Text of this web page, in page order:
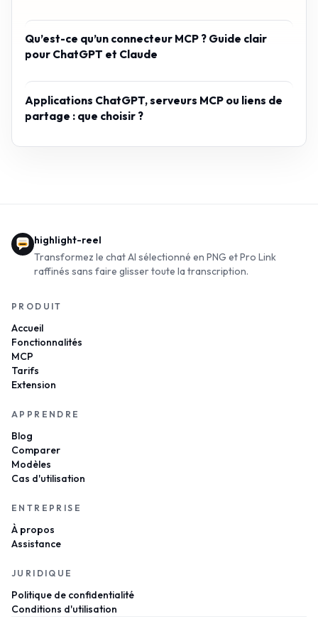
Qu’est-ce qu’un connecteur MCP ? Guide clair
pour ChatGPT et Claude
Applications ChatGPT, serveurs MCP ou liens de
partage : que choisir ?
highlight-reel
Transformez le chat AI sélectionné en PNG et Pro Link
raffinés sans faire glisser toute la transcription.
PRODUIT
Accueil
Fonctionnalités
MCP
Tarifs
Extension
APPRENDRE
Blog
Comparer
Modèles
Cas d'utilisation
ENTREPRISE
À propos
Assistance
JURIDIQUE
Politique de confidentialité
Conditions d'utilisation